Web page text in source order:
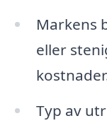
Markens
eller
Typ av